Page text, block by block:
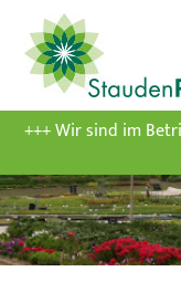
+++ Wir sind im